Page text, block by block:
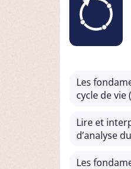
Les
cycle de vie
Lire et
d’analyse
Les